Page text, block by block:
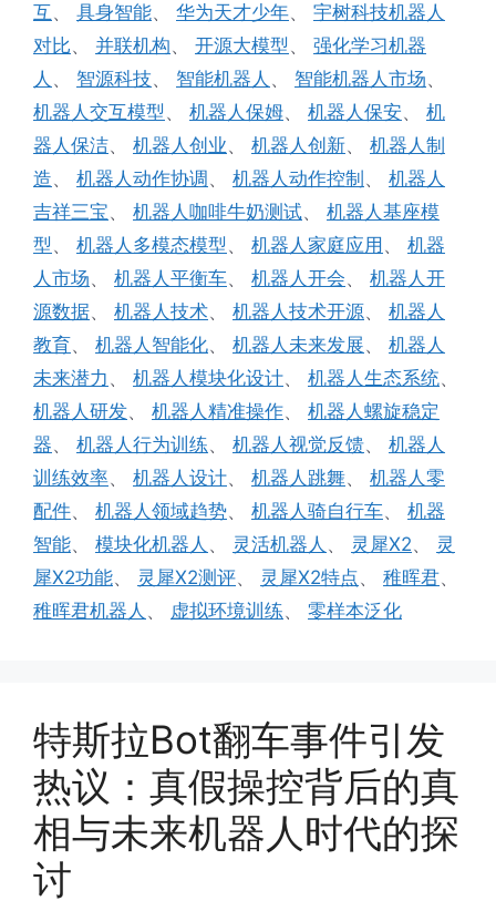
互、 具身智能、 华为天才少年、 宇树科技机器人
对比、 并联机构、 开源大模型、 强化学习机器
人 、 智源科技、 智能机器人 、 智能机器人市场、
机器人交互模型、 机器人保姆、 机器人保安、 机
器人保洁、 机器人创业、 机器人创新、 机器人制
造、 机器人动作协调 、 机器人动作控制 、 机器人
吉祥三宝、 机器人咖啡牛奶测试、 机器人基座模
型、 机器人多模态模型、 机器人家庭应用 、 机器
人市场、 机器人平衡车、 机器人开会、 机器人开
源数据、 机器人技术、 机器人技术开源、 机器人
教育、 机器人智能化、 机器人未来发展、 机器人
未来潜力 、 机器人模块化设计、 机器人生态系统、
机器人研发、 机器人精准操作、 机器人螺旋稳定
器、 机器人行为训练、 机器人视觉反馈、 机器人
训练效率、 机器人设计、 机器人跳舞、 机器人零
配件、 机器人领域趋势、 机器人骑自行车、 机器
智能、 模块化机器人 、 灵活机器人 、 灵犀X2、 灵
犀X2功能、 灵犀X2测评、 灵犀X2特点、 稚晖君、
稚晖君机器人 、 虚拟环境训练、 零样本泛化
特斯拉Bot翻车事件引发
热议：真假操控背后的真
相与未来机器人时代的探
讨